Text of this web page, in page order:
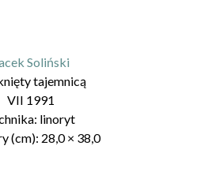
Soliński
tajemnicą
VII 1991
linoryt
(cm): 28,0× 38,0